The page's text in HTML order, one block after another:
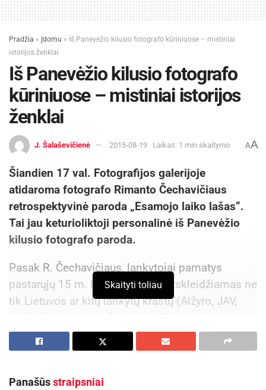
Pradžia » Įdomu » Iš Panevėžio kilusio fotografo kūriniuose – mistiniai
istorijos ženklai
Iš Panevėžio kilusio fotografo
kūriniuose – mistiniai istorijos
ženklai
J. Šalaševičienė 2015-08-19 Laikas: 1 min skaitymo AA
Šiandien 17 val. Fotografijos galerijoje
atidaroma fotografo Rimanto Čechavičiaus
retrospektyvinė paroda „Esamojo laiko lašas“.
Tai jau keturioliktoji personalinė iš Panevėžio
kilusio fotografo paroda.
Pasak R. Čechavičiaus, lankytojai pamatys
pastarųjų 15 m. kūrybą, kurioje atskleidžiamas ne
tik Lietuvos ar kitų lankytų kraštų (Alžyro, JAV,
Italijos) gamtos grožis, bet ir diskutuojama
aktualiais šiandienos klausimais, pavyzdžiui,
pareigos ir atsakomybės už savo veiksmus.
Į Lietuvos gamtą R. Čechavičius žvelgia savitai –
Skaityti toliau
Panašūsstraipsniai